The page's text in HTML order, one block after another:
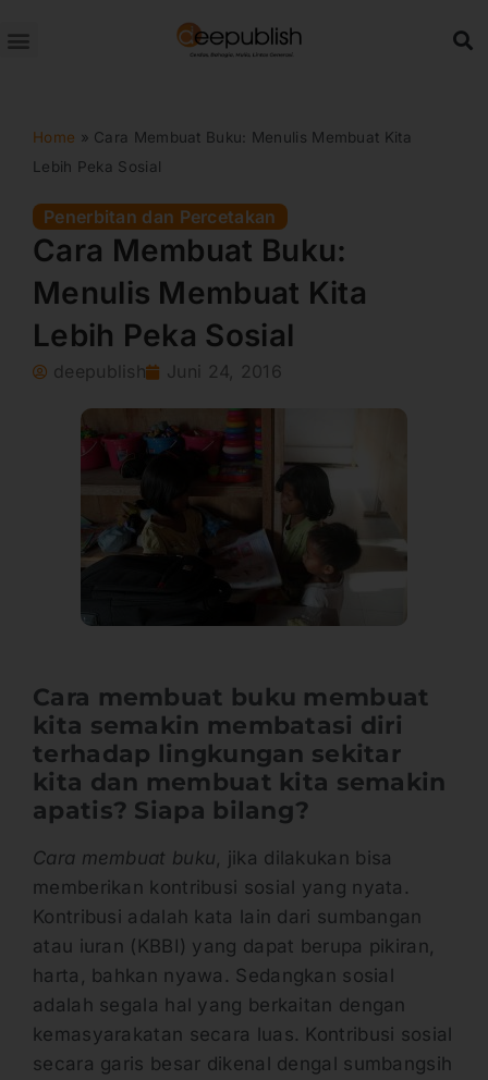
ke
Home » Cara Membuat Buku: Menulis Membuat Kita
Lebih Peka Sosial
Penerbitan dan Percetakan
Cara Membuat Buku:
Menulis Membuat Kita
Lebih Peka Sosial
deepublish Juni 24, 2016
Cara membuat buku membuat
kita semakin membatasi diri
terhadap lingkungan sekitar
kita dan membuat kita semakin
apatis? Siapa bilang?
Cara membuat buku , jika dilakukan bisa
memberikan kontribusi sosial yang nyata.
Kontribusi adalah kata lain dari sumbangan
atau iuran (KBBI) yang dapat berupa pikiran,
harta, bahkan nyawa. Sedangkan sosial
adalah segala hal yang berkaitan dengan
kemasyarakatan secara luas. Kontribusi sosial
secara garis besar dikenal dengal sumbangsih